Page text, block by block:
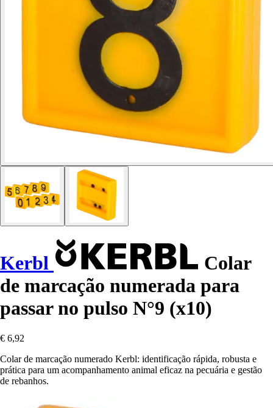
Kerbl
Colar
de marcação numerada para
passar no pulso N°9 (x10)
€ 6,92
Colar de marcação numerado Kerbl: identificação rápida, robusta e
prática para um acompanhamento animal eficaz na pecuária e gestão
de rebanhos.